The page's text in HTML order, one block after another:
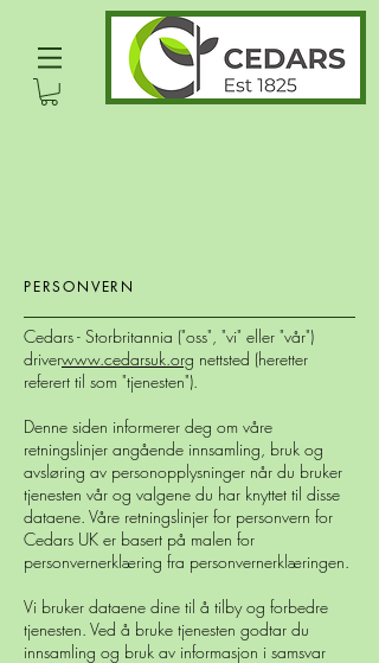
PERSONVERN
Cedars - Storbritannia ("oss", "vi" eller "vår")
driverwww.cedarsuk.org nettsted (heretter
referert til som "tjenesten").
Denne siden informerer deg om våre
retningslinjer angående innsamling, bruk og
avsløring av personopplysninger når du bruker
tjenesten vår og valgene du har knyttet til disse
dataene. Våre retningslinjer for personvern for
Cedars UK er basert på malen for
personvernerklæring fra personvernerklæringen.
Vi bruker dataene dine til å tilby og forbedre
tjenesten. Ved å bruke tjenesten godtar du
innsamling og bruk av informasjon i samsvar